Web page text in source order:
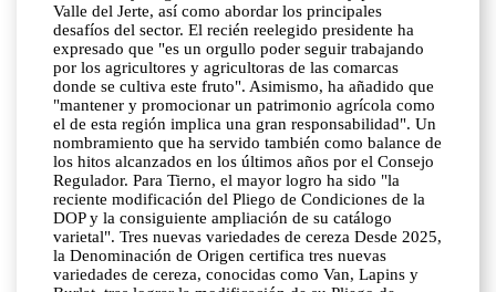
Valle del Jerte, así como abordar los principales
desafíos del sector. El recién reelegido presidente ha
expresado que "es un orgullo poder seguir trabajando
por los agricultores y agricultoras de las comarcas
donde se cultiva este fruto". Asimismo, ha añadido que
"mantener y promocionar un patrimonio agrícola como
el de esta región implica una gran responsabilidad". Un
nombramiento que ha servido también como balance de
los hitos alcanzados en los últimos años por el Consejo
Regulador. Para Tierno, el mayor logro ha sido "la
reciente modificación del Pliego de Condiciones de la
DOP y la consiguiente ampliación de su catálogo
varietal". Tres nuevas variedades de cereza Desde 2025,
la Denominación de Origen certifica tres nuevas
variedades de cereza, conocidas como Van, Lapins y